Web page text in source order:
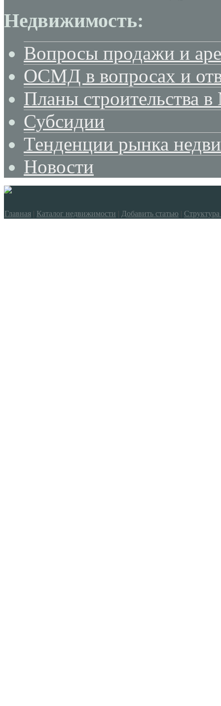
Недвижимость:
Вопросы продажи и
ОСМД в вопросах и
Планы строительства
Субсидии
Тенденции рынка
Новости
Главная | Каталог недвижимости | Добавить статью | Структура